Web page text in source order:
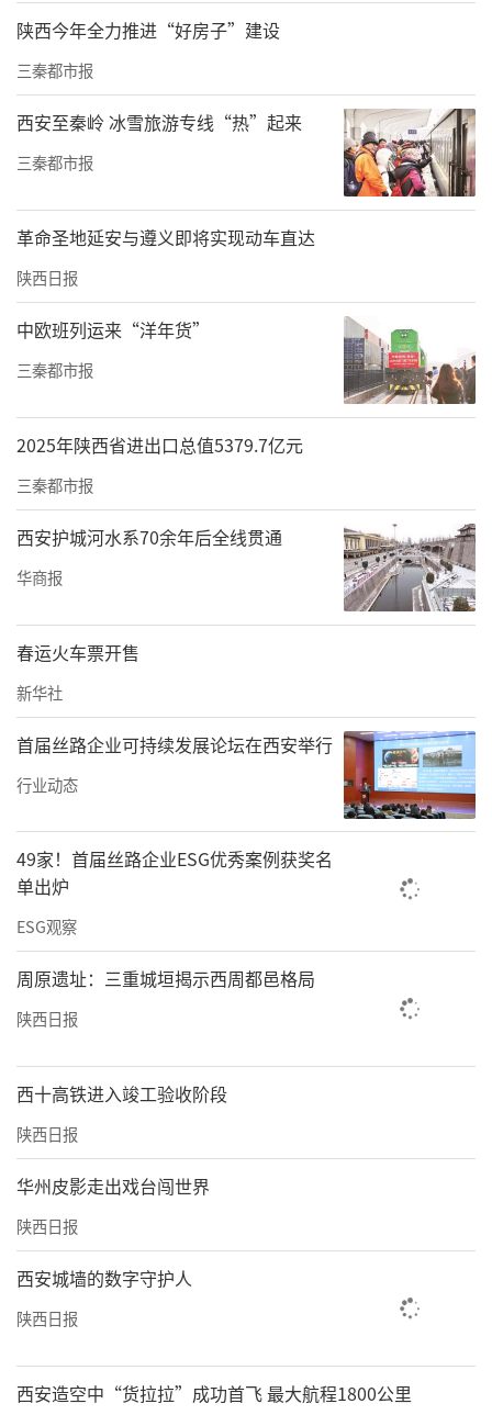
陕西今年全力推进“好房子”建设
三秦都市报
西安至秦岭 冰雪旅游专线“热”起来
三秦都市报
革命圣地延安与遵义即将实现动车直达
陕西日报
中欧班列运来“洋年货”
三秦都市报
2025年陕西省进出口总值5379.7亿元
三秦都市报
西安护城河水系70余年后全线贯通
华商报
春运火车票开售
新华社
首届丝路企业可持续发展论坛在西安举行
行业动态
49家！首届丝路企业ESG优秀案例获奖名
单出炉
ESG观察
周原遗址：三重城垣揭示西周都邑格局
陕西日报
西十高铁进入竣工验收阶段
陕西日报
华州皮影走出戏台闯世界
陕西日报
西安城墙的数字守护人
陕西日报
西安造空中“货拉拉”成功首飞 最大航程1800公里